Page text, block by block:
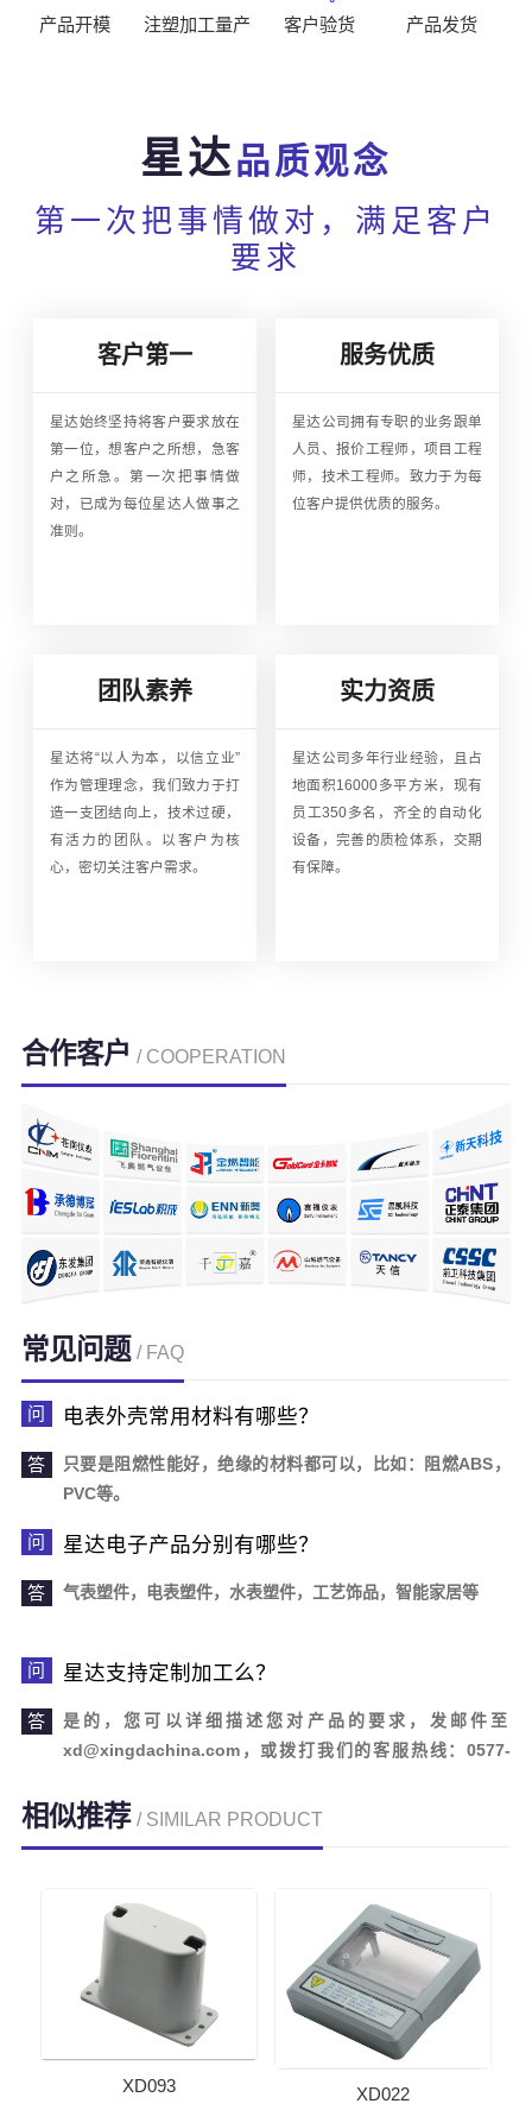
产品开模 注塑加工量产 客户验货 产品发货
星达品质观念
第一次把事情做对，满足客户
要求
客户第一
星达始终坚持将客户要求放在
第一位，想客户之所想，急客
户之所急。第一次把事情做
对，已成为每位星达人做事之
准则。
服务优质
星达公司拥有专职的业务跟单
人员、报价工程师，项目工程
师，技术工程师。致力于为每
位客户提供优质的服务。
团队素养
星达将“以人为本，以信立业”
作为管理理念，我们致力于打
造一支团结向上，技术过硬，
有活力的团队。以客户为核
心，密切关注客户需求。
实力资质
星达公司多年行业经验，且占
地面积16000多平方米，现有
员工350多名，齐全的自动化
设备，完善的质检体系，交期
有保障。
合作客户 / COOPERATION
常见问题 / FAQ
电表外壳常用材料有哪些？
只要是阻燃性能好，绝缘的材料都可以，比如：阻燃ABS，
PVC等。
星达电子产品分别有哪些？
气表塑件，电表塑件，水表塑件，工艺饰品，智能家居等
星达支持定制加工么？
是的，您可以详细描述您对产品的要求，发邮件至
xd@xingdachina.com，或拨打我们的客服热线：0577-
相似推荐 / SIMILAR PRODUCT
XD093 XD022